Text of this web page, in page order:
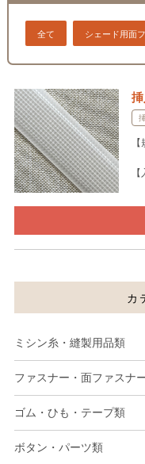
カ
ミシン糸・縫製用品類
ファスナー・面ファスナ
ゴム・ひも・テープ類
ボタン・パーツ類
全て シェード用面